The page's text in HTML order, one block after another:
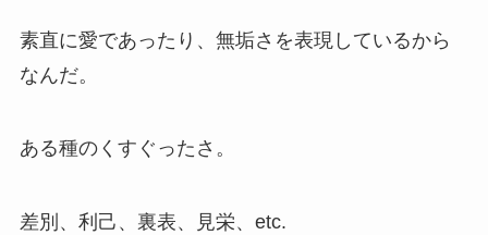
素直に愛であったり、無垢さを表現しているから
なんだ。
ある種のくすぐったさ。
差別、利己、裏表、見栄、etc.